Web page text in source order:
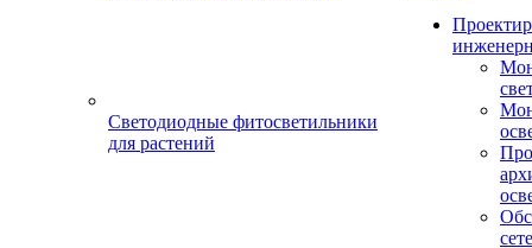
Светодиодные фитосветильники
для растений